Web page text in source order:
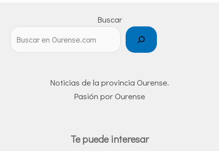
Buscar
Noticias de la provincia Ourense.
Pasión por Ourense
Te puede interesar